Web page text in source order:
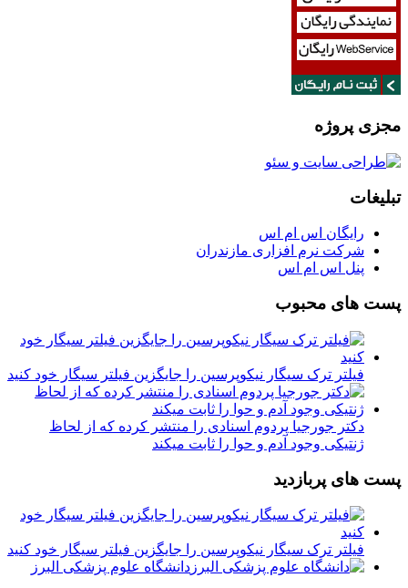
مجزی پروژه
تبلیغات
رایگان اس ام اس
شرکت نرم افزاری مازندران
پنل اس ام اس
پست های محبوب
فیلتر ترک سیگار نیکوپرسین را جایگزین فیلتر سیگار خود کنید
دکتر جورجیا پردوم اسنادی را منتشر کرده که از لحاظ
ژنتیکی وجود آدم و حوا را ثابت میکند
پست های پربازدید
فیلتر ترک سیگار نیکوپرسین را جایگزین فیلتر سیگار خود کنید
دانشگاه علوم پزشکی البرز